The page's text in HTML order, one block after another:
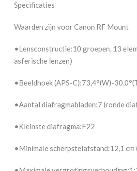
Specificaties
Waarden zijn voor Canon RF Mount
•Lensconstructie:10 groepen, 13
asferische lenzen)
•Beeldhoek (APS-C):73,4°(W)-
•Aantal diafragmabladen:7 (ronde
•Kleinste diafragma:F22
•Minimale scherpstelafstand:12,1 cm